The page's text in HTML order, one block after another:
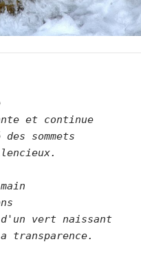
et continue
des sommets
silencieux.
main
d'un vert naissant
la transparence.